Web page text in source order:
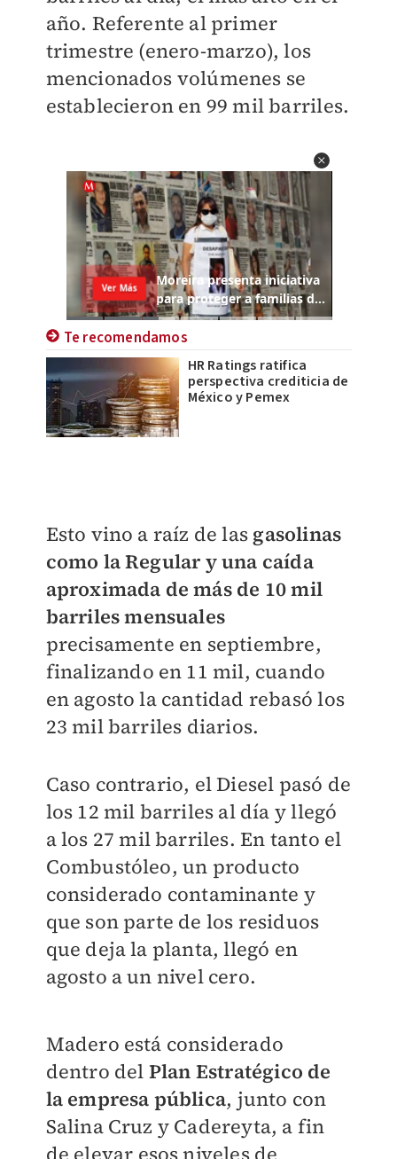
año. Referente al primer
trimestre (enero-marzo), los
mencionados volúmenes se
establecieron en 99 mil barriles.
Te recomendamos
HR Ratings ratifica
perspectiva crediticia de
México y Pemex
Esto vino a raíz de las gasolinas
como la Regular y una caída
aproximada de más de 10 mil
barriles mensuales
precisamente en septiembre,
finalizando en 11 mil, cuando
en agosto la cantidad rebasó los
23 mil barriles diarios.
Caso contrario, el Diesel pasó de
los 12 mil barriles al día y llegó
a los 27 mil barriles. En tanto el
Combustóleo, un producto
considerado contaminante y
que son parte de los residuos
que deja la planta, llegó en
agosto a un nivel cero.
Madero está considerado
dentro del Plan Estratégico de
la empresa pública, junto con
Salina Cruz y Cadereyta, a fin